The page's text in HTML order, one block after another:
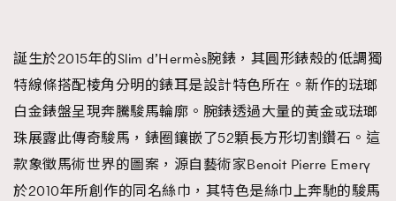
誕生於2015年的Slim d’Hermès腕錶，其圓形錶殼的低調獨
特線條搭配棱角分明的錶耳是設計特色所在。新作的琺瑯
白金錶盤呈現奔騰駿馬輪廓。腕錶透過大量的黃金或琺瑯
珠展露此傳奇駿馬，錶圈鑲嵌了52顆長方形切割鑽石。這
款象徵馬術世界的圖案，源自藝術家Benoit Pierre Emery
於2010年所創作的同名絲巾，其特色是絲巾上奔馳的駿馬